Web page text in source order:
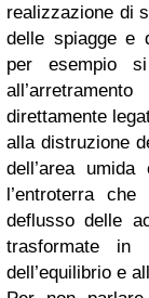
realizzazione di
delle spiagge e
per esempio
direttamente
alla distruzione
dell’area
l’entroterra
deflusso delle
trasformate in
dell’equilibrio e